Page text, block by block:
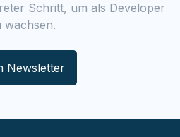
Schritt, um als Developer
wachsen.
Newsletter